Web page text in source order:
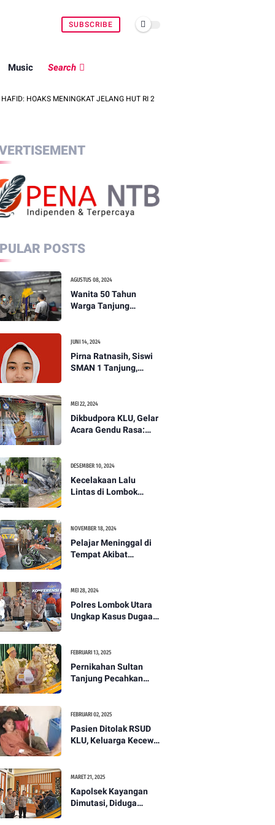
SUBSCRIBE
Music Search
MENINGKAT JELANG HUT RI 2026, MEDIA DIMINTA PERCEPAT INFORMASI
POSTS
AGUSTUS 08, 2024
Wanita 50 Tahun
Warga Tanjung
JUNI 14, 2024
Pirna Ratnasih, Siswi
SMAN 1 Tanjung,
Paskibraka Tingkat
Nasional
MEI 22, 2024
Dikbudpora KLU, Gelar
Acara Gendu Rasa:
Masyarakat Dayan
Gunung
DESEMBER 10, 2024
Kecelakaan Lalu
Lintas di Lombok
PENANTB
NOVEMBER 18, 2024
Pelajar Meninggal di
Tempat Akibat
Utara -PENANTB
MEI 28, 2024
Polres Lombok Utara
Ungkap Kasus Dugaan
Gantung Diri
FEBRUARI 13, 2025
Pernikahan Sultan
Tanjung Pecahkan
PENANTB
FEBRUARI 02, 2025
Pasien Ditolak RSUD
KLU, Keluarga Kecewa
MARET 21, 2025
Kapolsek Kayangan
Dimutasi, Diduga